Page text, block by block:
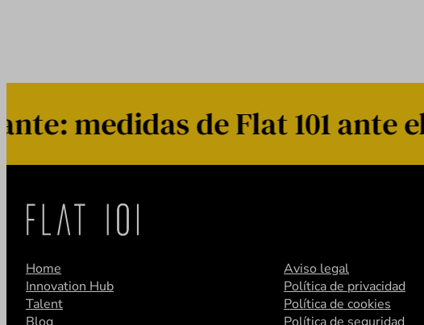
medidas de Flat 101 ante
Home
Innovation Hub
Talent
Aviso legal
Política de privacidad
Política de cookies